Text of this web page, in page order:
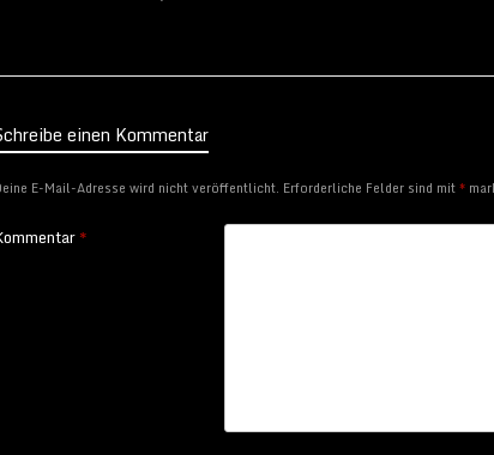
einen Kommentar
E-Mail-Adresse wird nicht veröffentlicht. Erforderliche Felder sind mit*
*